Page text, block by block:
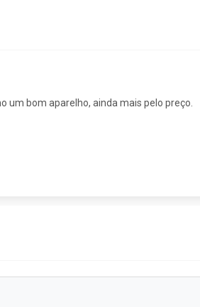
um bom aparelho, ainda mais pelo preço.